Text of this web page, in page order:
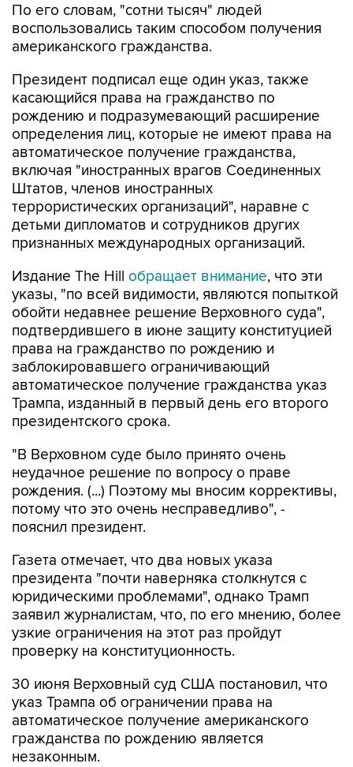
По его словам, "сотни тысяч" людей
воспользовались таким способом получения
американского гражданства.
Президент подписал еще один указ, также
касающийся права на гражданство по
рождению и подразумевающий расширение
определения лиц, которые не имеют права на
автоматическое получение гражданства,
включая "иностранных врагов Соединенных
Штатов, членов иностранных
террористических организаций", наравне с
детьми дипломатов и сотрудников других
признанных международных организаций.
Издание The Hill обращает внимание, что эти
указы, "по всей видимости, являются попыткой
обойти недавнее решение Верховного суда",
подтвердившего в июне защиту конституцией
права на гражданство по рождению и
заблокировавшего ограничивающий
автоматическое получение гражданства указ
Трампа, изданный в первый день его второго
президентского срока.
"В Верховном суде было принято очень
неудачное решение по вопросу о праве
рождения. (...) Поэтому мы вносим коррективы,
потому что это очень несправедливо", -
пояснил президент.
Газета отмечает, что два новых указа
президента "почти наверняка столкнутся с
юридическими проблемами", однако Трамп
заявил журналистам, что, по его мнению, более
узкие ограничения на этот раз пройдут
проверку на конституционность.
30 июня Верховный суд США постановил, что
указ Трампа об ограничении права на
автоматическое получение американского
гражданства по рождению является
незаконным.